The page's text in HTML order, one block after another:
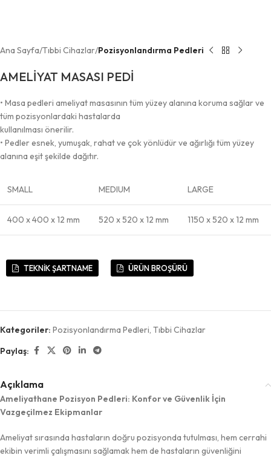
Ana Sayfa Tıbbi Cihazlar Pozisyonlandırma Pedleri
AMELİYAT MASASI PEDİ
• Masa pedleri ameliyat masasının tüm yüzey alanına koruma sağlar ve
tüm pozisyonlardaki hastalarda
kullanılması önerilir.
• Pedler esnek, yumuşak, rahat ve çok yönlüdür ve ağırlığı tüm yüzey
alanına eşit şekilde dağıtır.
SMALL MEDIUM LARGE
400 x 400 x 12 mm 520 x 520 x 12 mm 1150 x 520 x 12 mm
TEKNİK ŞARTNAME ÜRÜN BROŞÜRÜ
Kategoriler: Pozisyonlandırma Pedleri, Tıbbi Cihazlar
Paylaş:
Açıklama
Ameliyathane Pozisyon Pedleri: Konfor ve Güvenlik İçin
Vazgeçilmez Ekipmanlar
Ameliyat sırasında hastaların doğru pozisyonda tutulması, hem cerrahi
ekibin verimli çalışmasını sağlamak hem de hastaların güvenliğini